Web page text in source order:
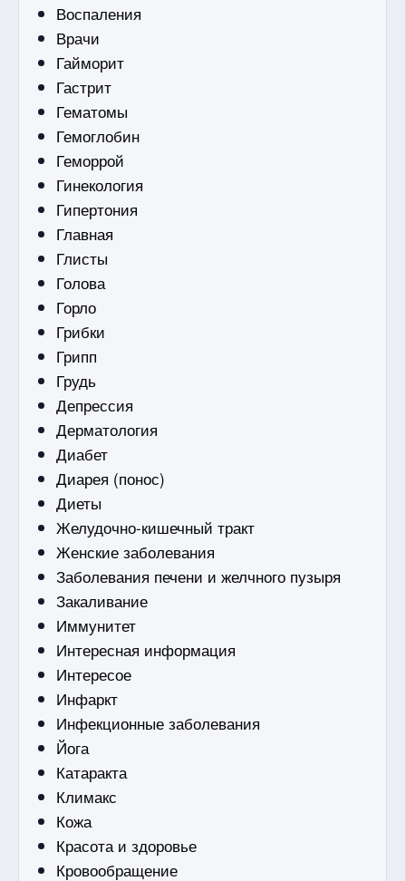
Воспаления
Врачи
Гайморит
Гастрит
Гематомы
Гемоглобин
Геморрой
Гинекология
Гипертония
Главная
Глисты
Голова
Горло
Грибки
Грипп
Грудь
Депрессия
Дерматология
Диабет
Диарея (понос)
Диеты
Желудочно-кишечный тракт
Женские заболевания
Заболевания печени и желчного пузыря
Закаливание
Иммунитет
Интересная информация
Интересое
Инфаркт
Инфекционные заболевания
Йога
Катаракта
Климакс
Кожа
Красота и здоровье
Кровообращение